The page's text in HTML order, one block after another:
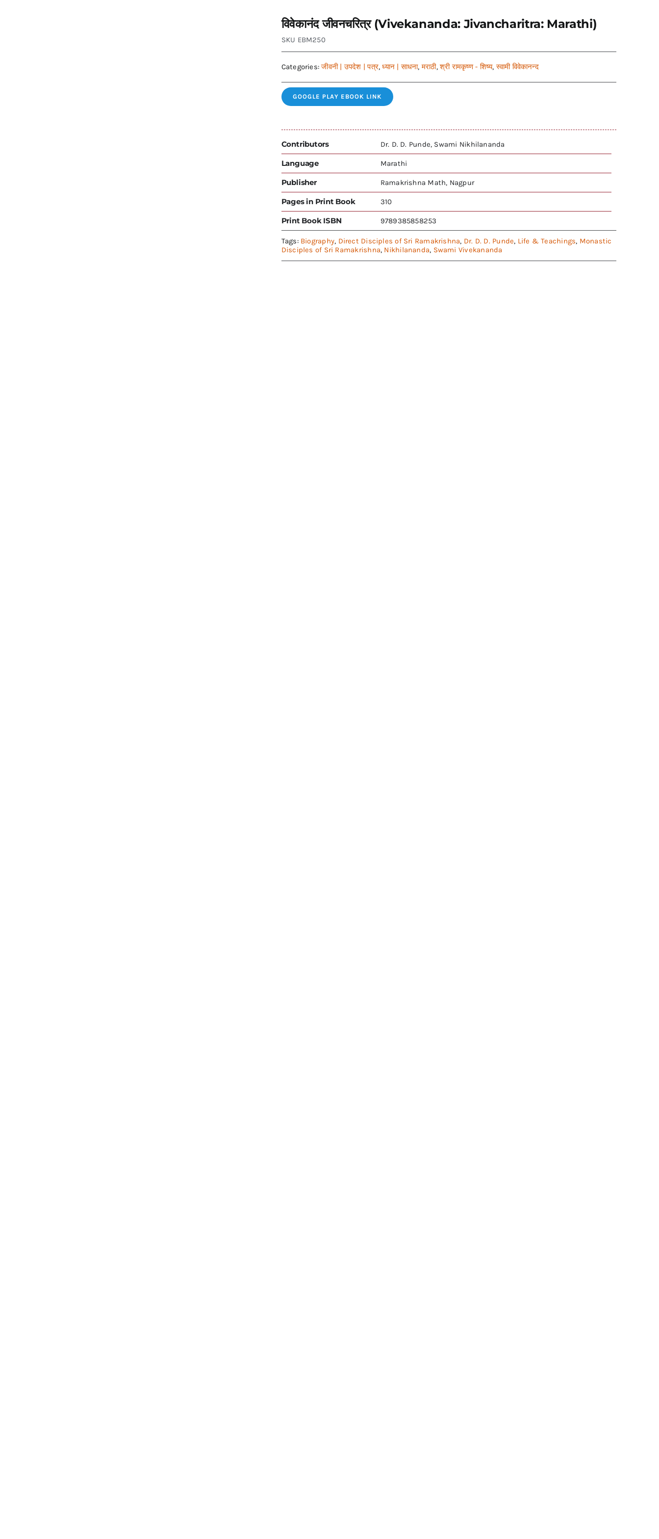
विवेकानंद जीवनचरित्र (Vivekananda: Jivancharitra: Marathi)
SKU EBM250
Categories:जीवनी | उपदेश | पत्र,ध्यान | साधना,मराठी,श्री रामकृष्ण - शिष्य,स्वामी विवेकानन्द
GOOGLE PLAY EBOOK LINK
Contributors Dr. D. D. Punde, Swami Nikhilananda
Language Marathi
Publisher Ramakrishna Math, Nagpur
Pages in Print Book 310
Print Book ISBN 9789385858253
Tags: Biography, Direct Disciples of Sri Ramakrishna, Dr. D. D. Punde, Life & Teachings, Monastic
Disciples of Sri Ramakrishna, Nikhilananda, Swami Vivekananda